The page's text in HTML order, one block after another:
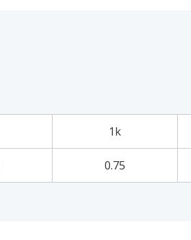
1k
0.75